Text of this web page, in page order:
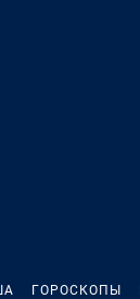
ГОРОСКОПЫ